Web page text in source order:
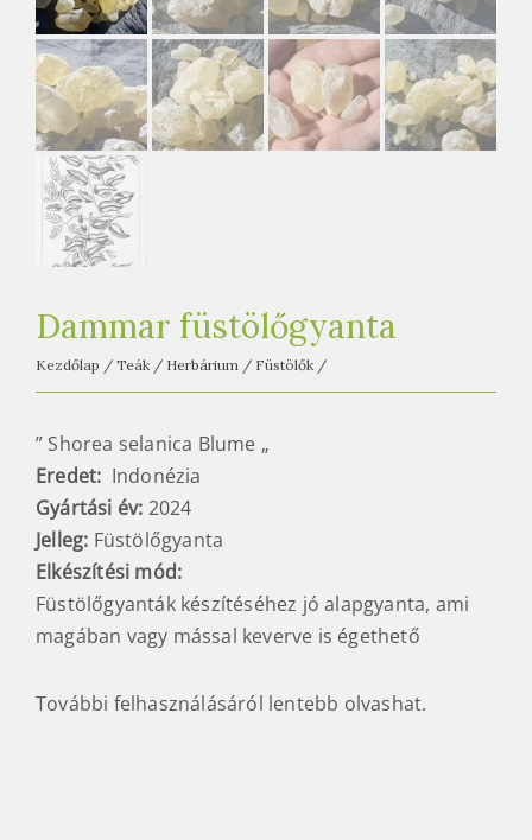
t
e
a
h
á
z
Dammar füstölőgyanta
Kezdőlap / Teák / Herbárium / Füstölők /
” Shorea selanica Blume „
Eredet: Indonézia
Gyártási év: 2024
Jelleg: Füstölőgyanta
Elkészítési mód:
Füstölőgyanták készítéséhez jó alapgyanta, ami
magában vagy mással keverve is égethető
További felhasználásáról lentebb olvashat.